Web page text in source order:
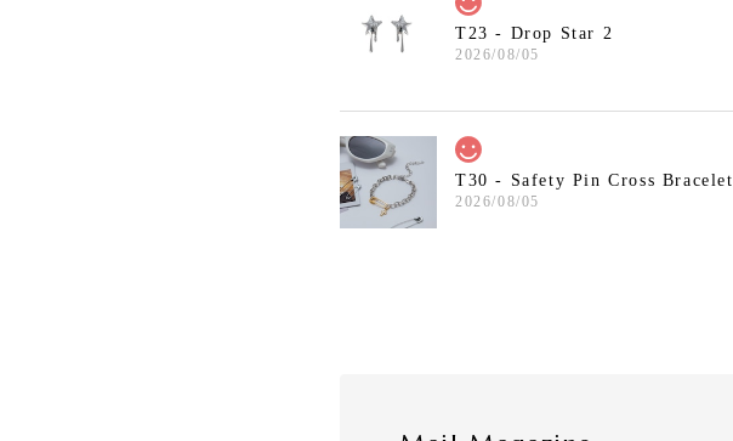
T23 - Drop Star 2
2026/08/05
T30 - Safety Pin Cross Bracelet
2026/08/05